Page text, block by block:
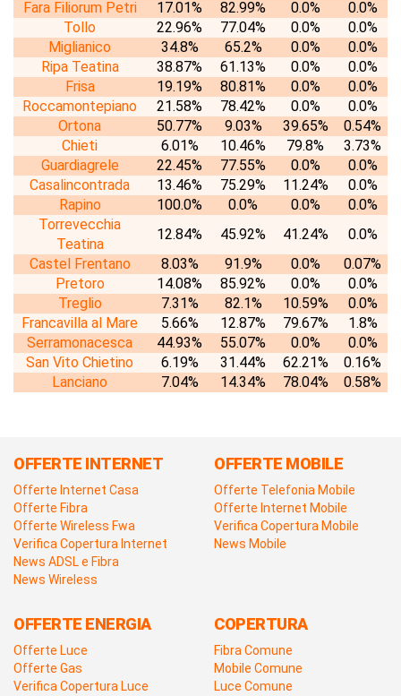
Fara Filiorum Petri
17.01% 82.99% 0.0%
0.0%
Tollo
22.96% 77.04% 0.0%
0.0%
Miglianico
34.8% 65.2% 0.0%
0.0%
Ripa Teatina
38.87% 61.13% 0.0%
0.0%
Frisa
19.19% 80.81% 0.0%
0.0%
Roccamontepiano
21.58% 78.42% 0.0%
0.0%
Ortona
50.77% 9.03% 39.65%
0.54%
Chieti
6.01% 10.46% 79.8%
3.73%
Guardiagrele
22.45% 77.55% 0.0%
0.0%
Casalincontrada
13.46% 75.29% 11.24%
0.0%
Rapino
100.0% 0.0% 0.0%
0.0%
Torrevecchia
Teatina
12.84% 45.92% 41.24%
0.0%
Castel Frentano
8.03% 91.9% 0.0%
0.07%
Pretoro
14.08% 85.92% 0.0%
0.0%
Treglio
7.31% 82.1% 10.59%
0.0%
Francavilla al Mare
5.66% 12.87% 79.67%
1.8%
Serramonacesca
44.93% 55.07% 0.0%
0.0%
San Vito Chietino
6.19% 31.44% 62.21%
0.16%
Lanciano
7.04% 14.34% 78.04% 0.58%
OFFERTE INTERNET
Offerte Internet Casa
Offerte Fibra
Offerte Wireless Fwa
Verifica Copertura Internet
News ADSL e Fibra
News Wireless
OFFERTE MOBILE
Offerte Telefonia Mobile
Offerte Internet Mobile
Verifica Copertura Mobile
News Mobile
OFFERTE ENERGIA
Offerte Luce
Offerte Gas
Verifica Copertura Luce
COPERTURA
Fibra Comune
Mobile Comune
Luce Comune